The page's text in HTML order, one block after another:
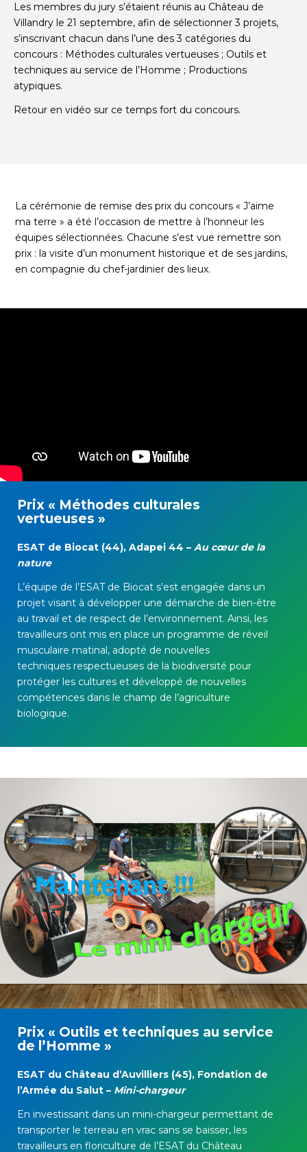
Les membres du jury s’étaient réunis au Château de
Villandry le 21 septembre, afin de sélectionner 3 projets,
s’inscrivant chacun dans l’une des 3 catégories du
concours : Méthodes culturales vertueuses ; Outils et
techniques au service de l’Homme ; Productions
atypiques.
Retour en vidéo sur ce temps fort du concours.
La cérémonie de remise des prix du concours « J’aime
ma terre » a été l’occasion de mettre à l’honneur les
équipes sélectionnées. Chacune s’est vue remettre son
prix : la visite d’un monument historique et de ses jardins,
en compagnie du chef-jardinier des lieux.
Prix « Méthodes culturales
vertueuses »
ESAT de Biocat (44), Adapei 44 – Au cœur de la
nature
L’équipe de l’ESAT de Biocat s’est engagée dans un
projet visant à développer une démarche de bien-être
au travail et de respect de l’environnement. Ainsi, les
travailleurs ont mis en place un programme de réveil
musculaire matinal, adopté de nouvelles
techniques respectueuses de la biodiversité pour
protéger les cultures et développé de nouvelles
compétences dans le champ de l’agriculture
biologique.
Prix « Outils et techniques au service
de l’Homme »
ESAT du Château d’Auvilliers (45), Fondation de
l’Armée du Salut – Mini-chargeur
En investissant dans un mini-chargeur permettant de
transporter le terreau en vrac sans se baisser, les
travailleurs en floriculture de l’ESAT du Château